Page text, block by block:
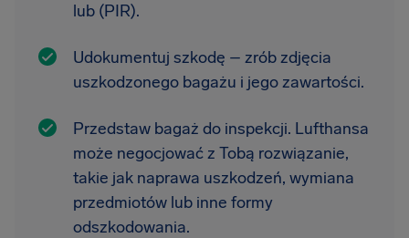
lub (PIR).
Udokumentuj szkodę – zrób zdjęcia
uszkodzonego bagażu i jego zawartości.
Przedstaw bagaż do inspekcji. Lufthansa
może negocjować z Tobą rozwiązanie,
takie jak naprawa uszkodzeń, wymiana
przedmiotów lub inne formy
odszkodowania.